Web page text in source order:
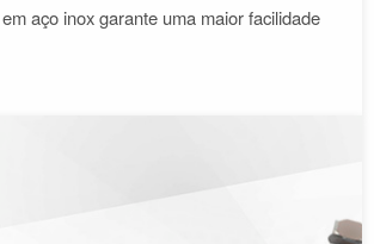
aço inox garante uma maior facilidade